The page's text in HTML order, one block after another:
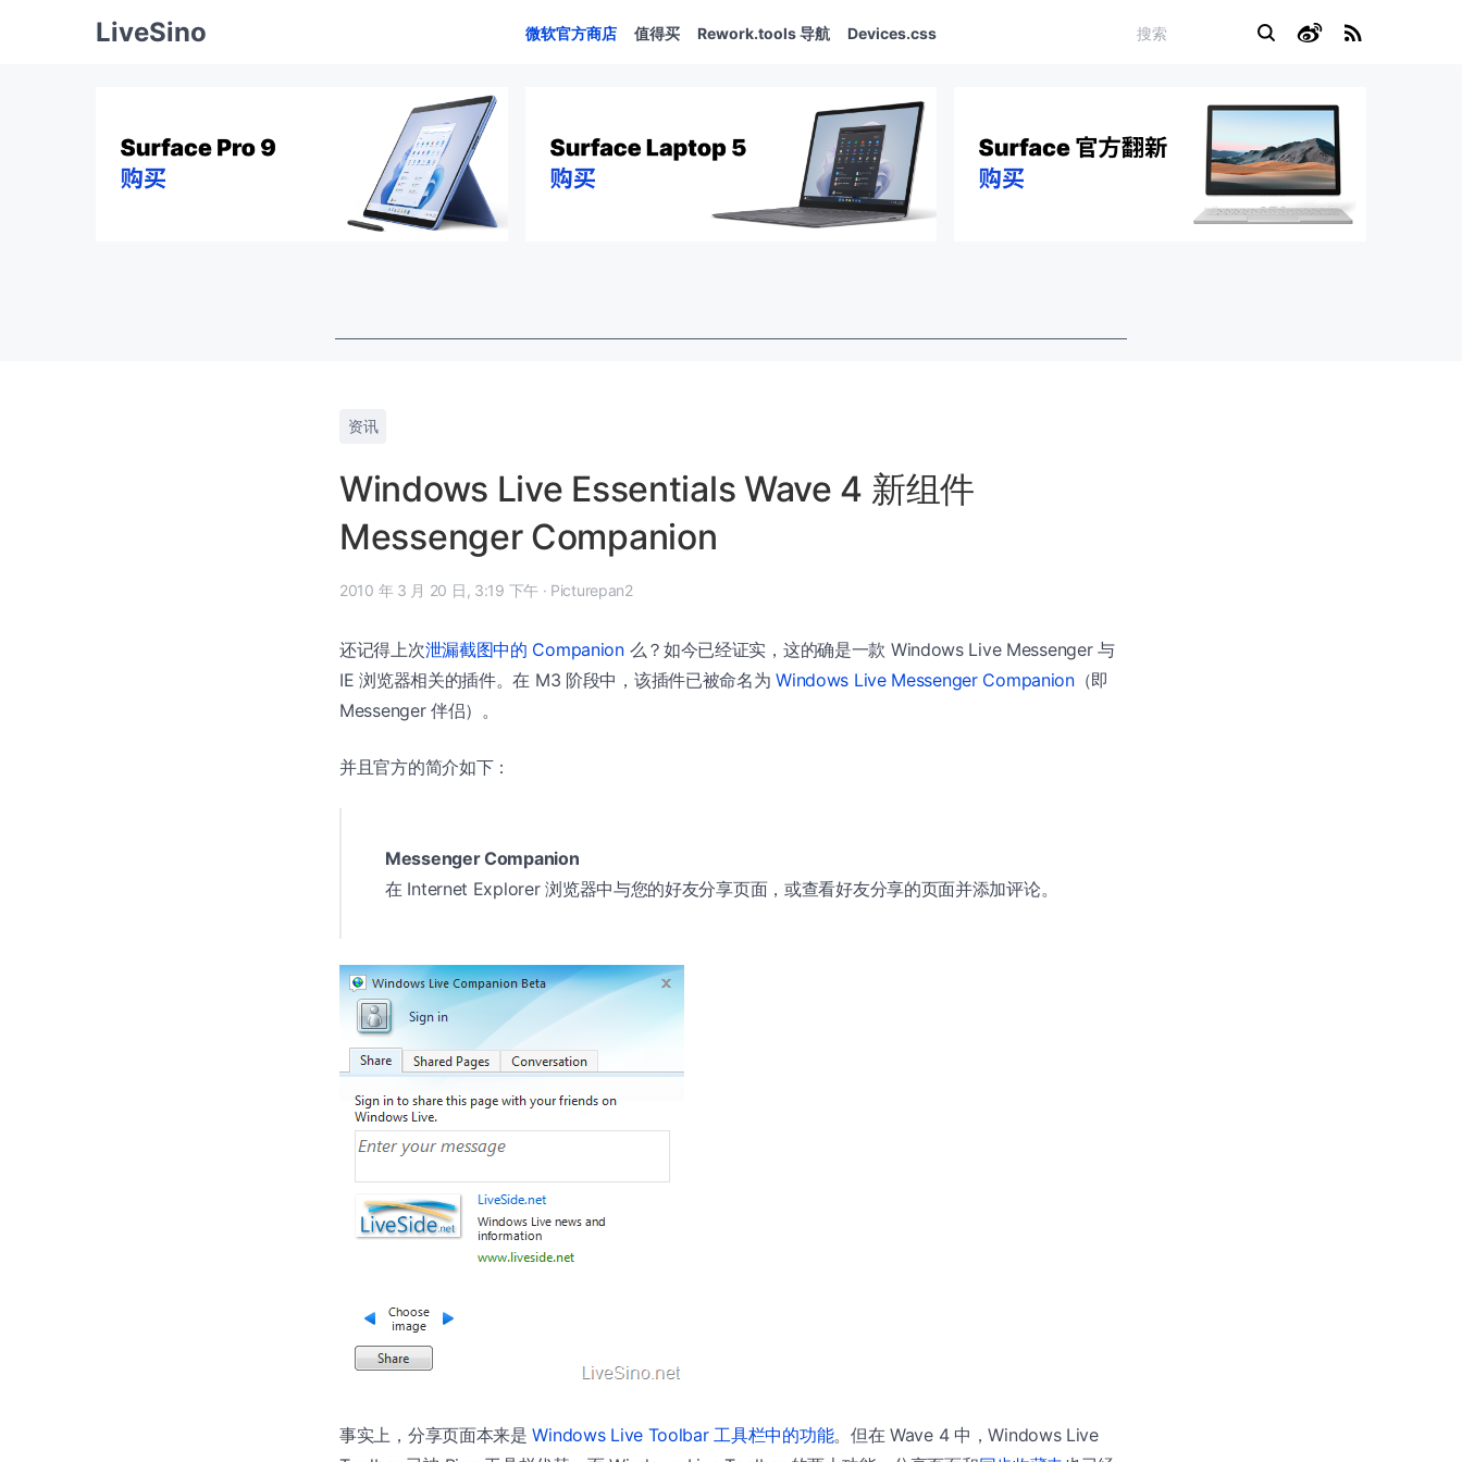
LiveSino 微软官方商店 值得买 Rework.tools 导航 Devices.css
资讯
Windows Live Essentials Wave 4 新组件
Messenger Companion
2010 年 3 月 20 日, 3:19 下午 · Picturepan2
还记得上次泄漏截图中的 Companion么？如今已经证实，这的确是一款 Windows Live Messenger 与
IE 浏览器相关的插件。在 M3 阶段中，该插件已被命名为Windows Live Messenger Companion（即
Messenger 伴侣）。
并且官方的简介如下：
Messenger Companion
在 Internet Explorer 浏览器中与您的好友分享页面，或查看好友分享的页面并添加评论。
事实上，分享页面本来是Windows Live Toolbar 工具栏中的功能。但在 Wave 4 中，Windows Live